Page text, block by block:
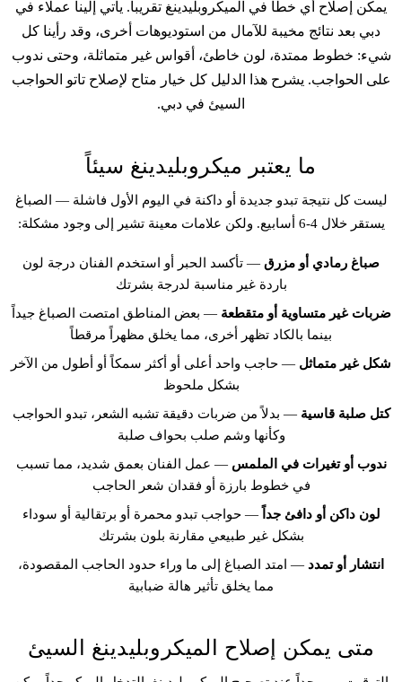
يمكن إصلاح أي خطأ في الميكروبلیدينغ تقريباً. يأتي إلينا عملاء في
دبي بعد نتائج مخيبة للآمال من استوديوهات أخرى، وقد رأينا كل
شيء: خطوط ممتدة، لون خاطئ، أقواس غير متماثلة، وحتى ندوب
على الحواجب. يشرح هذا الدليل كل خيار متاح لإصلاح تاتو الحواجب
السيئ في دبي.
ما يعتبر ميكروبلیدينغ سيئاً
ليست كل نتيجة تبدو جديدة أو داكنة في اليوم الأول فاشلة — الصباغ
يستقر خلال 4-6 أسابيع. ولكن علامات معينة تشير إلى وجود مشكلة:
صباغ رمادي أو مزرق — تأكسد الحبر أو استخدم الفنان درجة لون
باردة غير مناسبة لدرجة بشرتك
ضربات غير متساوية أو متقطعة — بعض المناطق امتصت الصباغ جيداً
بينما بالكاد تظهر أخرى، مما يخلق مظهراً مرقطاً
شكل غير متماثل — حاجب واحد أعلى أو أكثر سمكاً أو أطول من الآخر
بشكل ملحوظ
كتل صلبة قاسية — بدلاً من ضربات دقيقة تشبه الشعر، تبدو الحواجب
وكأنها وشم صلب بحواف صلبة
ندوب أو تغيرات في الملمس — عمل الفنان بعمق شديد، مما تسبب
في خطوط بارزة أو فقدان شعر الحاجب
لون داكن أو دافئ جداً — حواجب تبدو محمرة أو برتقالية أو سوداء
بشكل غير طبيعي مقارنة بلون بشرتك
انتشار أو تمدد — امتد الصباغ إلى ما وراء حدود الحاجب المقصودة،
مما يخلق تأثير هالة ضبابية
متى يمكن إصلاح الميكروبلیدينغ السيئ